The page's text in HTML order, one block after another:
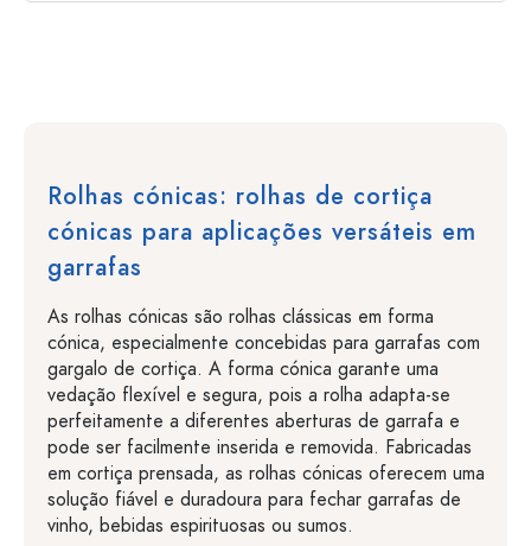
Rolhas cónicas: rolhas de cortiça
cónicas para aplicações versáteis em
garrafas
As rolhas cónicas são rolhas clássicas em forma
cónica, especialmente concebidas para garrafas com
gargalo de cortiça. A forma cónica garante uma
vedação flexível e segura, pois a rolha adapta-se
perfeitamente a diferentes aberturas de garrafa e
pode ser facilmente inserida e removida. Fabricadas
em cortiça prensada, as rolhas cónicas oferecem uma
solução fiável e duradoura para fechar garrafas de
vinho, bebidas espirituosas ou sumos.